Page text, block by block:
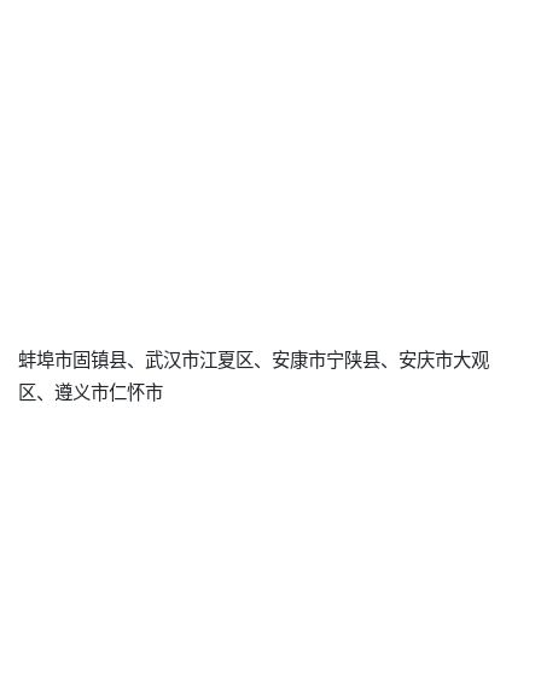
蚌埠市固镇县、武汉市江夏区、安康市宁陕县、安庆市大观
区、遵义市仁怀市